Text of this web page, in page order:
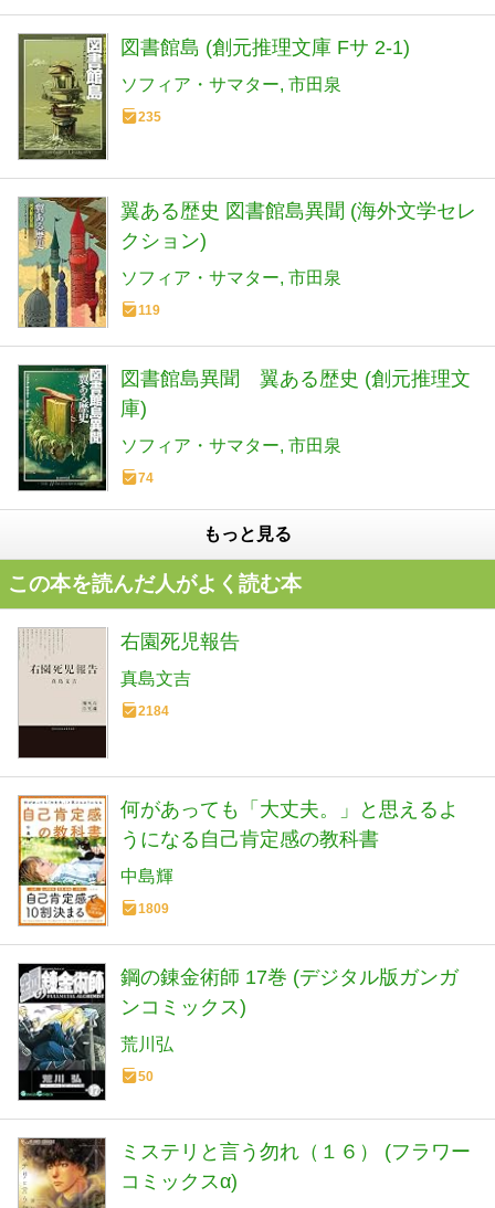
図書館島 (創元推理文庫 Fサ 2-1)
ソフィア・サマター 市田泉
235
翼ある歴史 図書館島異聞 (海外文学セレ
クション)
ソフィア・サマター 市田泉
119
図書館島異聞 翼ある歴史 (創元推理文
庫)
ソフィア・サマター 市田泉
74
もっと見る
この本を読んだ人がよく読む本
右園死児報告
真島文吉
2184
何があっても「大丈夫。」と思えるよ
うになる自己肯定感の教科書
中島輝
1809
鋼の錬金術師 17巻 (デジタル版ガンガ
ンコミックス)
荒川弘
50
ミステリと言う勿れ（１６） (フラワー
コミックスα)